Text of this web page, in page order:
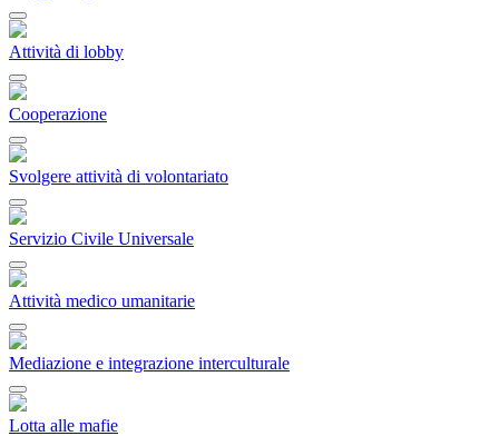
Attività di lobby
Cooperazione
Svolgere attività di volontariato
Servizio Civile Universale
Attività medico umanitarie
Mediazione e integrazione interculturale
Lotta alle mafie